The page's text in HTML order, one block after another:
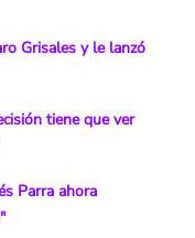
Grisales y le lanzó
tiene que ver
Parra ahora